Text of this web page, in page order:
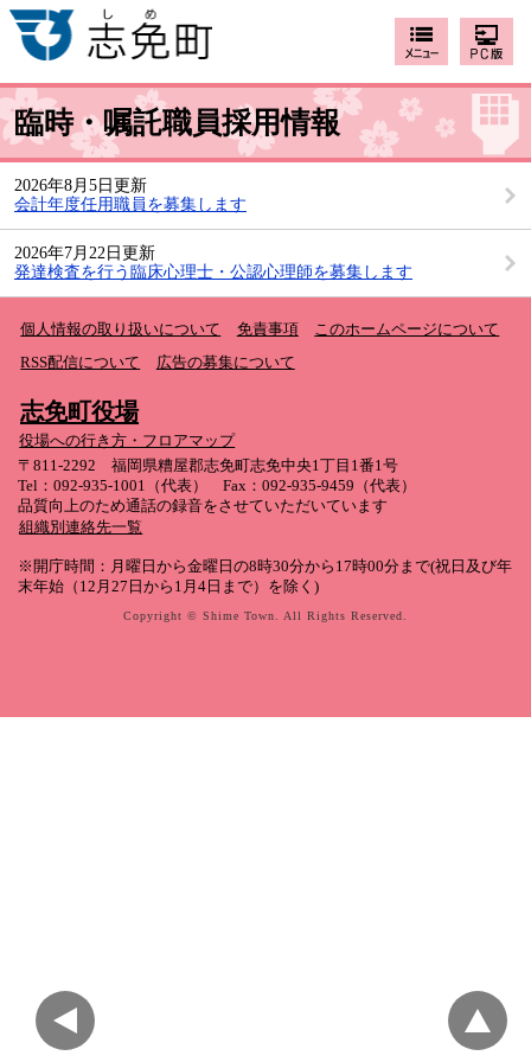
臨時・嘱託職員採用情報
2026年8月5日更新
会計年度任用職員を募集します
2026年7月22日更新
発達検査を行う臨床心理士・公認心理師を募集します
個人情報の取り扱いについて 免責事項
このホームページについて
RSS配信について
広告の募集について
志免町役場
役場への行き方・フロアマップ
〒811-2292 福岡県糟屋郡志免町志免中央1丁目1番1号
Tel：092-935-1001（代表） Fax：092-935-9459（代表）
品質向上のため通話の録音をさせていただいています
組織別連絡先一覧
※開庁時間：月曜日から金曜日の8時30分から17時00分まで(祝日及び年
末年始（12月27日から1月4日まで）を除く)
Copyright © Shime Town. All Rights Reserved.